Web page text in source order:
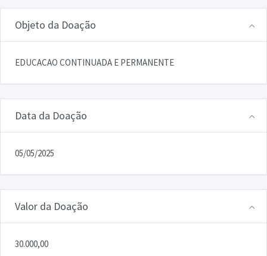
Objeto da Doação
EDUCACAO CONTINUADA E PERMANENTE
Data da Doação
05/05/2025
Valor da Doação
30.000,00